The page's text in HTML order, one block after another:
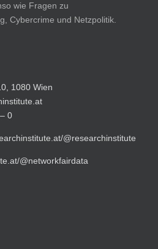
wie Fragen zu
Cybercrime und Netzpolitik.
1080 Wien
0
@researchinstitute
@networkfairdata